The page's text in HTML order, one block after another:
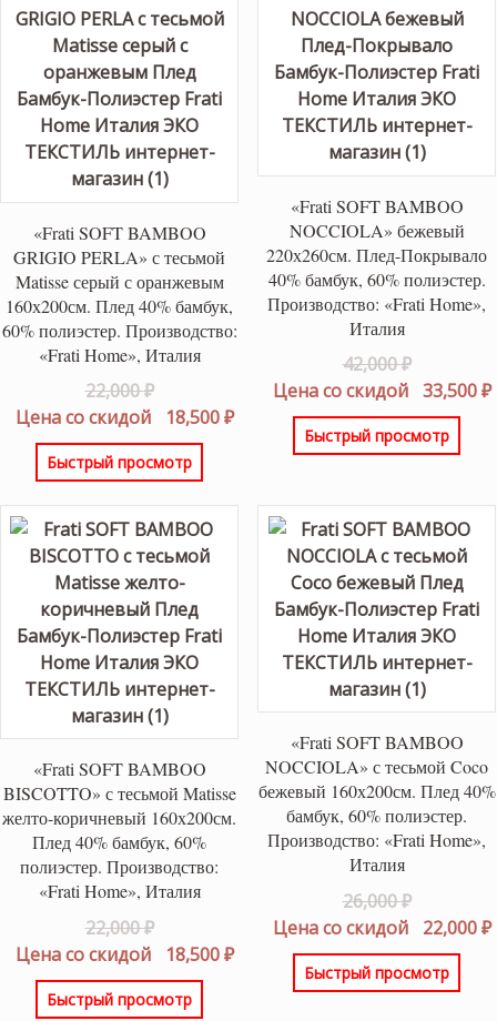
«Frati SOFT BAMBOO
GRIGIO PERLA» с тесьмой
Matisse серый с оранжевым
160х200см. Плед 40% бамбук,
60% полиэстер. Производство:
«Frati Home», Италия
22,000₽Первоначальная
цена
составляла
22,000 ₽.
Цена со скидой 18,500₽Текущая
Быстрый просмотр
«Frati SOFT BAMBOO
NOCCIOLA» бежевый
220х260см. Плед-Покрывало
40% бамбук, 60% полиэстер.
Производство: «Frati Home»,
Италия
42,000₽
цена
42,000 ₽.
Цена со скидой 33,500₽
Быстрый просмотр
«Frati SOFT BAMBOO
BISCOTTO» с тесьмой Matisse
желто-коричневый 160х200см.
Плед 40% бамбук, 60%
полиэстер. Производство:
«Frati Home», Италия
22,000₽Первоначальная
цена
составляла
22,000 ₽.
Цена со скидой 18,500₽Текущая
Быстрый просмотр
«Frati SOFT BAMBOO
NOCCIOLA» с тесьмой Coco
бежевый 160х200см. Плед 40%
бамбук, 60% полиэстер.
Производство: «Frati Home»,
Италия
26,000₽
цена
26,000 ₽.
Цена со скидой 22,000₽
Быстрый просмотр